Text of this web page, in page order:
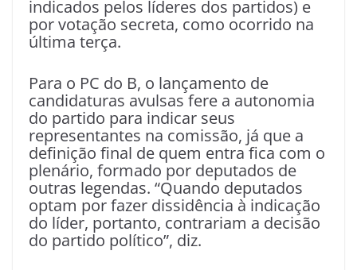
indicados pelos líderes dos partidos) e
por votação secreta, como ocorrido na
última terça.
Para o PC do B, o lançamento de
candidaturas avulsas fere a autonomia
do partido para indicar seus
representantes na comissão, já que a
definição final de quem entra fica com o
plenário, formado por deputados de
outras legendas. “Quando deputados
optam por fazer dissidência à indicação
do líder, portanto, contrariam a decisão
do partido político”, diz.